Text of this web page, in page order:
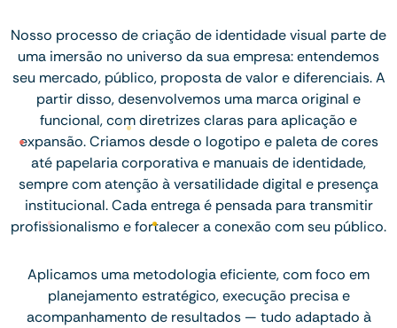
Nosso processo de criação de identidade visual parte de
uma imersão no universo da sua empresa: entendemos
seu mercado, público, proposta de valor e diferenciais. A
partir disso, desenvolvemos uma marca original e
funcional, com diretrizes claras para aplicação e
expansão. Criamos desde o logotipo e paleta de cores
até papelaria corporativa e manuais de identidade,
sempre com atenção à versatilidade digital e presença
institucional. Cada entrega é pensada para transmitir
profissionalismo e fortalecer a conexão com seu público.
Aplicamos uma metodologia eficiente, com foco em
planejamento estratégico, execução precisa e
acompanhamento de resultados — tudo adaptado à